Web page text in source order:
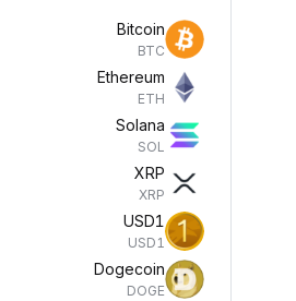
Bitcoin
BTC
Ethereum
ETH
Solana
SOL
XRP
XRP
USD1
USD1
Dogecoin
DOGE